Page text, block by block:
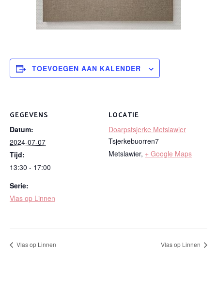
TOEVOEGEN AAN KALENDER
GEGEVENS
Datum:
2024-07-07
Tijd:
13:30 - 17:00
Serie:
Vlas op Linnen
LOCATIE
Doarpstsjerke Metslawier
Tsjerkebuorren7
Metslawier, + Google Maps
Vlas op Linnen Vlas op Linnen